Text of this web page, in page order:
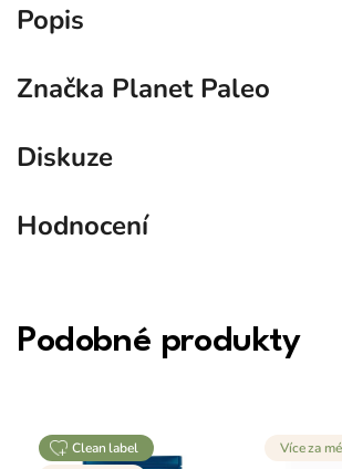
Popis
Značka Planet Paleo
Diskuze
Hodnocení
Podobné produkty
clean label
Více za